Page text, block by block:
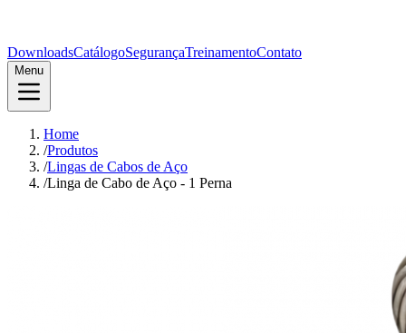
DownloadsCatálogoSegurançaTreinamentoContato
Menu
Home
/Produtos
/Lingas de Cabos de Aço
/Linga de Cabo de Aço - 1 Perna